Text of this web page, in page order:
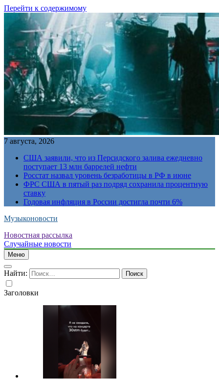
Перейти к содержимому
7 августа, 2026
США заявили, что из Персидского залива ежедневно
поступает 13 млн баррелей нефти
Росстат назвал уровень безработицы в РФ в июне
ФРС США в пятый раз подряд сохранила процентную
ставку
Годовая инфляция в России достигла почти 6%
Музыконовости
Новостная рассылка
Случайные новости
Меню
Найти:
Заголовки